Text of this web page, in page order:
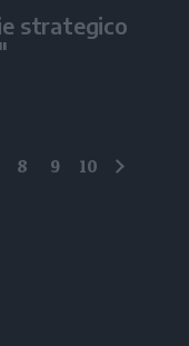
strategico
8 9 10